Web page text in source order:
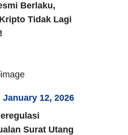
Berlaku,
Tidak Lagi
January 12, 2026
Surat Utang